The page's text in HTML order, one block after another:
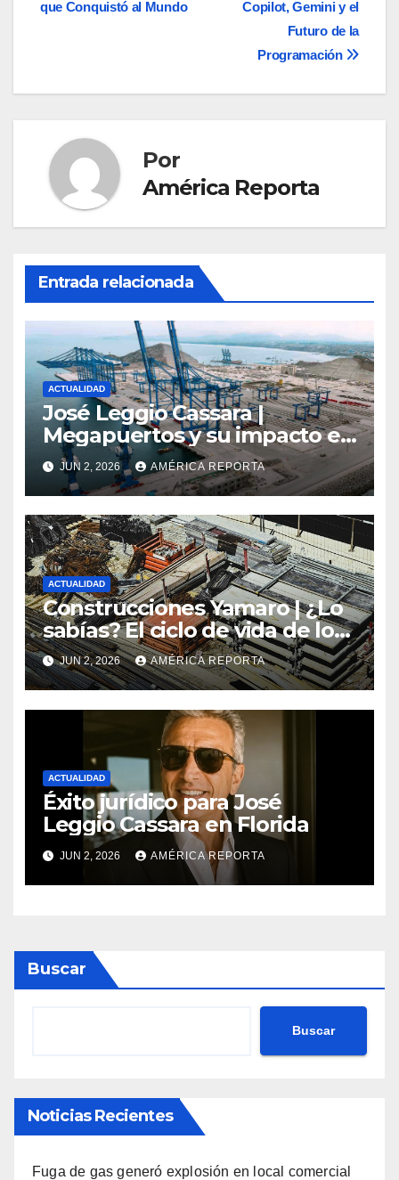
entradas
Copilot, Gemini y el
Futuro de la
Programación
que Conquistó al Mundo
Por
América Reporta
Entrada relacionada
ACTUALIDAD
José Leggio Cassara |
Megapuertos y su impacto en
el turismo y el comercio
global
JUN 2, 2026 AMÉRICA REPORTA
ACTUALIDAD
Construcciones Yamaro | ¿Lo
sabías? El ciclo de vida de los
materiales de construcción
revoluciona eficiencia en
proyectos modernos
JUN 2, 2026 AMÉRICA REPORTA
ACTUALIDAD
Éxito jurídico para José
Leggio Cassara en Florida
JUN 2, 2026 AMÉRICA REPORTA
Buscar
Buscar
Noticias Recientes
Fuga de gas generó explosión en local comercial